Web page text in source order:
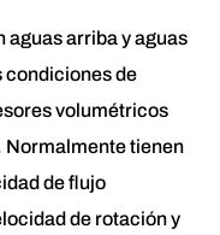
aguas arriba y aguas
condiciones de
volumétricos
Normalmente tienen
de flujo
de rotación y